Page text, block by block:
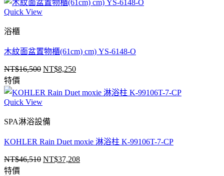
價
價
Quick View
浴櫃
木紋面盆置物櫃(61cm) cm) YS-6148-O
NT$16,500 原
價
NT$16,500。
NT$8,250目
價
特價
Quick View
SPA淋浴設備
KOHLER Rain Duet moxie 淋浴柱 K-99106T-7-CP
NT$46,510 原
NT$37,208目
特價